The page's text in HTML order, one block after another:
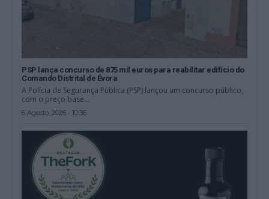
PSP lança concurso de 875 mil euros para reabilitar edifício do
Comando Distrital de Évora
A Polícia de Segurança Pública (PSP) lançou um concurso público,
com o preço base...
6 Agosto, 2026 - 10:36